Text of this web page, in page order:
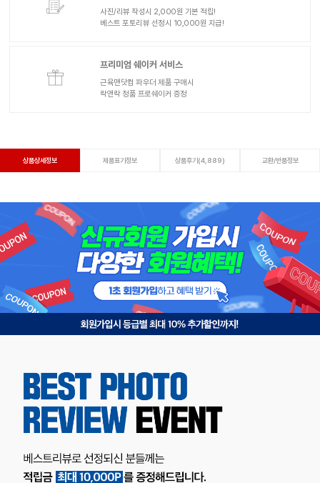
사진/리뷰 작성시 2,000원 기본 적립!
베스트 포토리뷰 선정시 10,000원 지급!
프리미엄 쉐이커 서비스
근육맨닷컴 파우더 제품 구매시
락앤락 정품 프로쉐이커 증정
상품상세정보 제품표기정보 상품후기(4,889) 교환/반품정보